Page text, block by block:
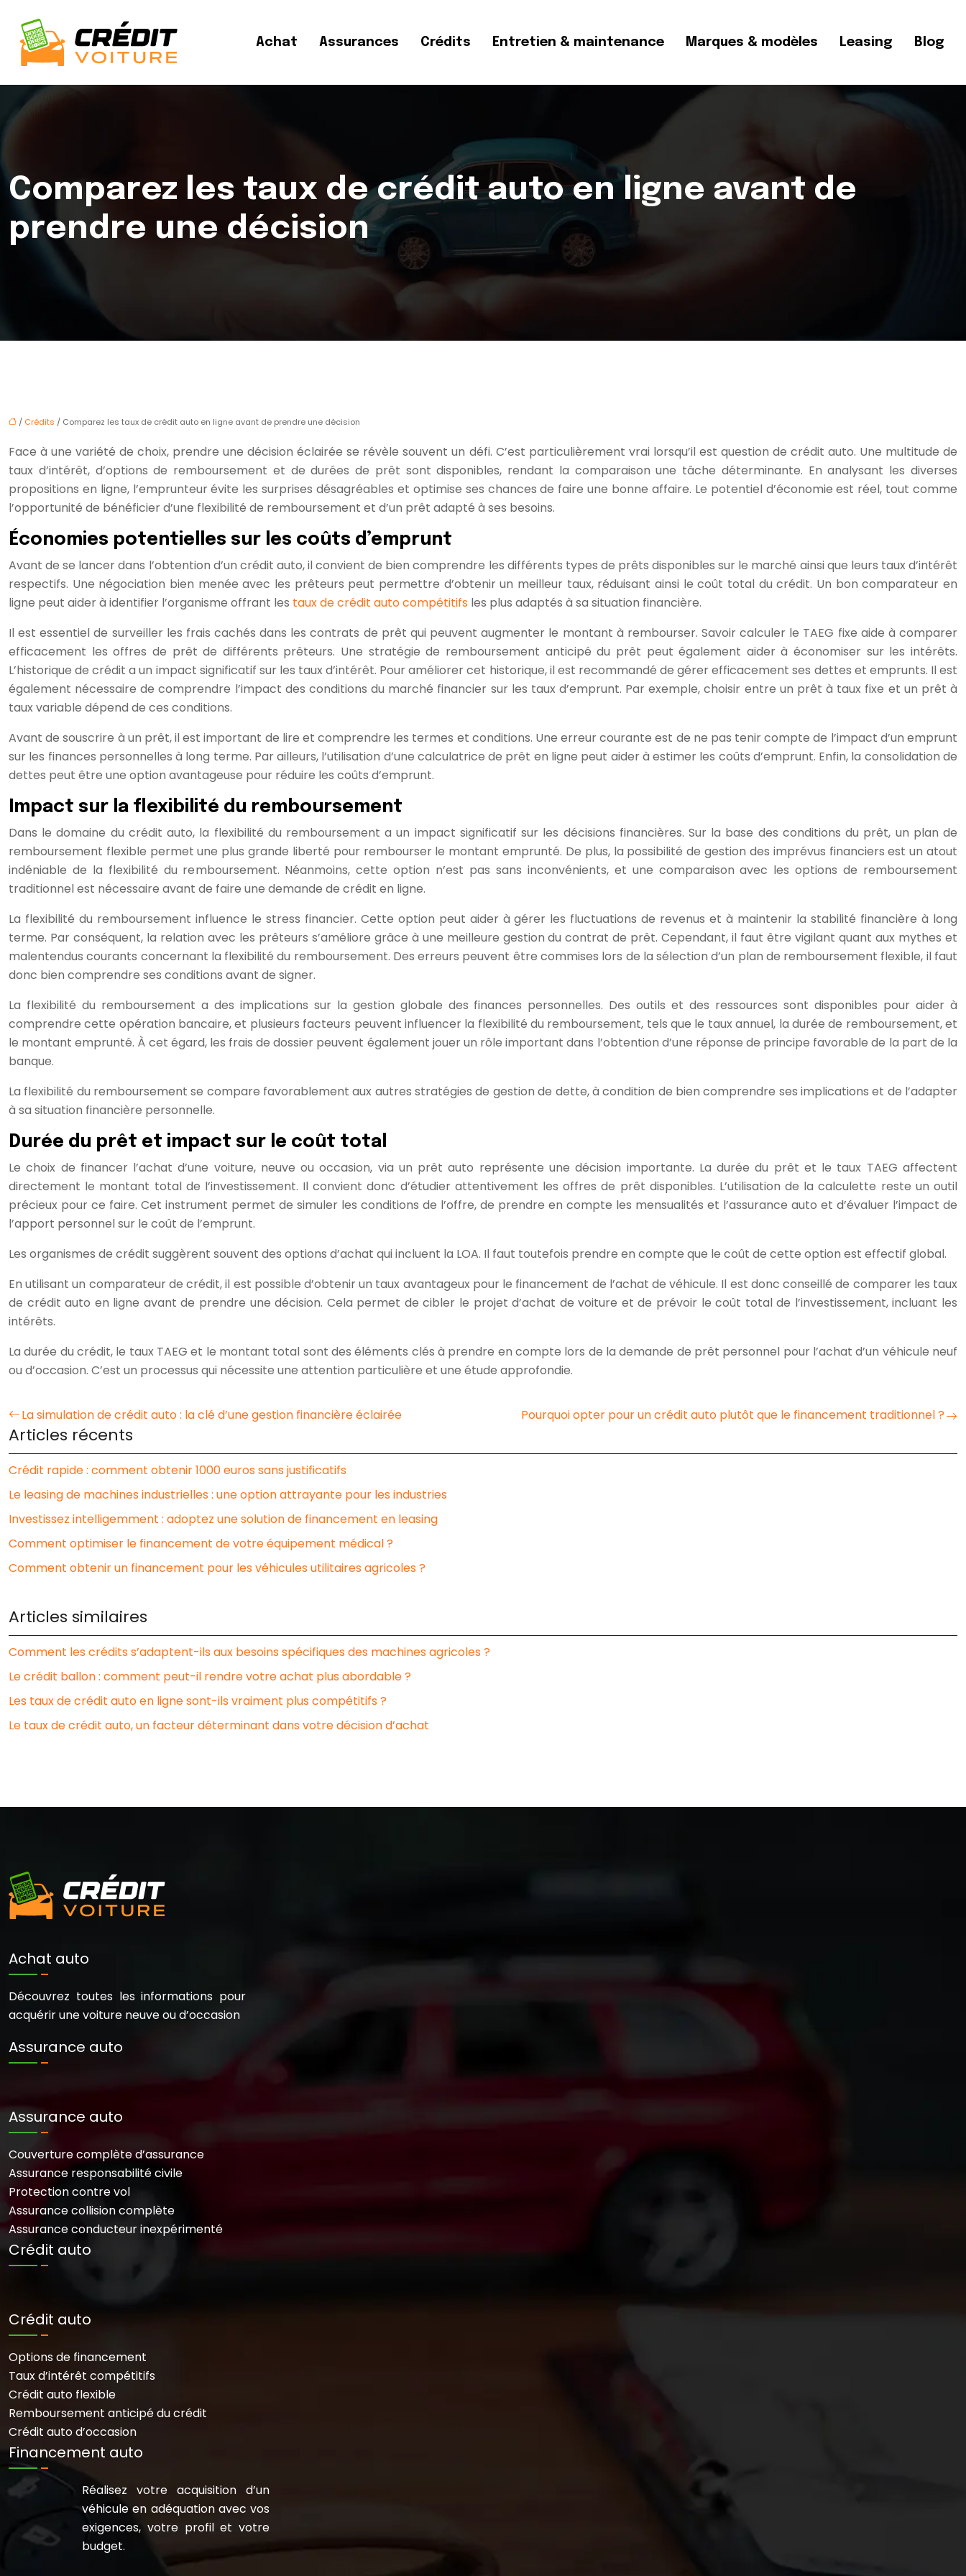
Achat Assurances Crédits Entretien & maintenance Marques & modèles Leasing Blog
Comparez les taux de crédit auto en ligne avant de
prendre une décision
/ Crédits / Comparez les taux de crédit auto en ligne avant de prendre une décision
Face à une variété de choix, prendre une décision éclairée se révèle souvent un défi. C’est particulièrement vrai lorsqu’il est question de crédit auto. Une multitude de
taux d’intérêt, d’options de remboursement et de durées de prêt sont disponibles, rendant la comparaison une tâche déterminante. En analysant les diverses
propositions en ligne, l’emprunteur évite les surprises désagréables et optimise ses chances de faire une bonne affaire. Le potentiel d’économie est réel, tout comme
l’opportunité de bénéficier d’une flexibilité de remboursement et d’un prêt adapté à ses besoins.
Économies potentielles sur les coûts d’emprunt
Avant de se lancer dans l’obtention d’un crédit auto, il convient de bien comprendre les différents types de prêts disponibles sur le marché ainsi que leurs taux d’intérêt
respectifs. Une négociation bien menée avec les prêteurs peut permettre d’obtenir un meilleur taux, réduisant ainsi le coût total du crédit. Un bon comparateur en
ligne peut aider à identifier l’organisme offrant les taux de crédit auto compétitifs les plus adaptés à sa situation financière.
Il est essentiel de surveiller les frais cachés dans les contrats de prêt qui peuvent augmenter le montant à rembourser. Savoir calculer le TAEG fixe aide à comparer
efficacement les offres de prêt de différents prêteurs. Une stratégie de remboursement anticipé du prêt peut également aider à économiser sur les intérêts.
L’historique de crédit a un impact significatif sur les taux d’intérêt. Pour améliorer cet historique, il est recommandé de gérer efficacement ses dettes et emprunts. Il est
également nécessaire de comprendre l’impact des conditions du marché financier sur les taux d’emprunt. Par exemple, choisir entre un prêt à taux fixe et un prêt à
taux variable dépend de ces conditions.
Avant de souscrire à un prêt, il est important de lire et comprendre les termes et conditions. Une erreur courante est de ne pas tenir compte de l’impact d’un emprunt
sur les finances personnelles à long terme. Par ailleurs, l’utilisation d’une calculatrice de prêt en ligne peut aider à estimer les coûts d’emprunt. Enfin, la consolidation de
dettes peut être une option avantageuse pour réduire les coûts d’emprunt.
Impact sur la flexibilité du remboursement
Dans le domaine du crédit auto, la flexibilité du remboursement a un impact significatif sur les décisions financières. Sur la base des conditions du prêt, un plan de
remboursement flexible permet une plus grande liberté pour rembourser le montant emprunté. De plus, la possibilité de gestion des imprévus financiers est un atout
indéniable de la flexibilité du remboursement. Néanmoins, cette option n’est pas sans inconvénients, et une comparaison avec les options de remboursement
traditionnel est nécessaire avant de faire une demande de crédit en ligne.
La flexibilité du remboursement influence le stress financier. Cette option peut aider à gérer les fluctuations de revenus et à maintenir la stabilité financière à long
terme. Par conséquent, la relation avec les prêteurs s’améliore grâce à une meilleure gestion du contrat de prêt. Cependant, il faut être vigilant quant aux mythes et
malentendus courants concernant la flexibilité du remboursement. Des erreurs peuvent être commises lors de la sélection d’un plan de remboursement flexible, il faut
donc bien comprendre ses conditions avant de signer.
La flexibilité du remboursement a des implications sur la gestion globale des finances personnelles. Des outils et des ressources sont disponibles pour aider à
comprendre cette opération bancaire, et plusieurs facteurs peuvent influencer la flexibilité du remboursement, tels que le taux annuel, la durée de remboursement, et
le montant emprunté. À cet égard, les frais de dossier peuvent également jouer un rôle important dans l’obtention d’une réponse de principe favorable de la part de la
banque.
La flexibilité du remboursement se compare favorablement aux autres stratégies de gestion de dette, à condition de bien comprendre ses implications et de l’adapter
à sa situation financière personnelle.
Durée du prêt et impact sur le coût total
Le choix de financer l’achat d’une voiture, neuve ou occasion, via un prêt auto représente une décision importante. La durée du prêt et le taux TAEG affectent
directement le montant total de l’investissement. Il convient donc d’étudier attentivement les offres de prêt disponibles. L’utilisation de la calculette reste un outil
précieux pour ce faire. Cet instrument permet de simuler les conditions de l’offre, de prendre en compte les mensualités et l’assurance auto et d’évaluer l’impact de
l’apport personnel sur le coût de l’emprunt.
Les organismes de crédit suggèrent souvent des options d’achat qui incluent la LOA. Il faut toutefois prendre en compte que le coût de cette option est effectif global.
En utilisant un comparateur de crédit, il est possible d’obtenir un taux avantageux pour le financement de l’achat de véhicule. Il est donc conseillé de comparer les taux
de crédit auto en ligne avant de prendre une décision. Cela permet de cibler le projet d’achat de voiture et de prévoir le coût total de l’investissement, incluant les
intérêts.
La durée du crédit, le taux TAEG et le montant total sont des éléments clés à prendre en compte lors de la demande de prêt personnel pour l’achat d’un véhicule neuf
ou d’occasion. C’est un processus qui nécessite une attention particulière et une étude approfondie.
La simulation de crédit auto : la clé d’une gestion financière éclairée Pourquoi opter pour un crédit auto plutôt que le financement traditionnel ?
Articles récents
Crédit rapide : comment obtenir 1000 euros sans justificatifs
Le leasing de machines industrielles : une option attrayante pour les industries
Investissez intelligemment : adoptez une solution de financement en leasing
Comment optimiser le financement de votre équipement médical ?
Comment obtenir un financement pour les véhicules utilitaires agricoles ?
Articles similaires
Comment les crédits s’adaptent-ils aux besoins spécifiques des machines agricoles ?
Le crédit ballon : comment peut-il rendre votre achat plus abordable ?
Les taux de crédit auto en ligne sont-ils vraiment plus compétitifs ?
Le taux de crédit auto, un facteur déterminant dans votre décision d’achat
Achat auto
Découvrez toutes les informations pour
acquérir une voiture neuve ou d’occasion
Assurance auto
Assurance auto
Couverture complète d’assurance
Assurance responsabilité civile
Protection contre vol
Assurance collision complète
Assurance conducteur inexpérimenté
Crédit auto
Crédit auto
Options de financement
Taux d’intérêt compétitifs
Crédit auto flexible
Remboursement anticipé du crédit
Crédit auto d’occasion
Financement auto
Réalisez votre acquisition d’un
véhicule en adéquation avec vos
exigences, votre profil et votre
budget.